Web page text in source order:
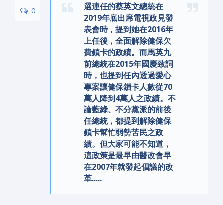
0
選連任的蔡英文總統在
2019年底出席電視政見發
表會時，提到她在2016年
上任後，全面解除健保欠
費鎖卡的政績。而馬英九
前總統在2015年國慶致詞
時，也提到任內透過愛心
專案讓健保鎖卡人數從70
萬人降到4萬人之政績。不
論藍綠、不分黨派的前後
任總統，都提到解除健保
鎖卡幫忙弱勢苦民之政
績。但大家可能不知道，
這政策是最早由醫改會早
在2007年就發起倡議的改
革.....